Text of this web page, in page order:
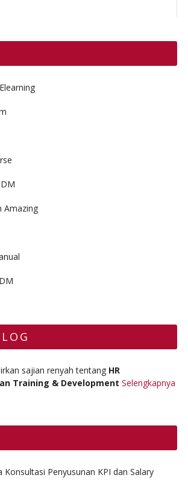
Amazing
sajian renyah tentang HR
Training & Development Selengkapnya
Konsultasi Penyusunan KPI dan Salary